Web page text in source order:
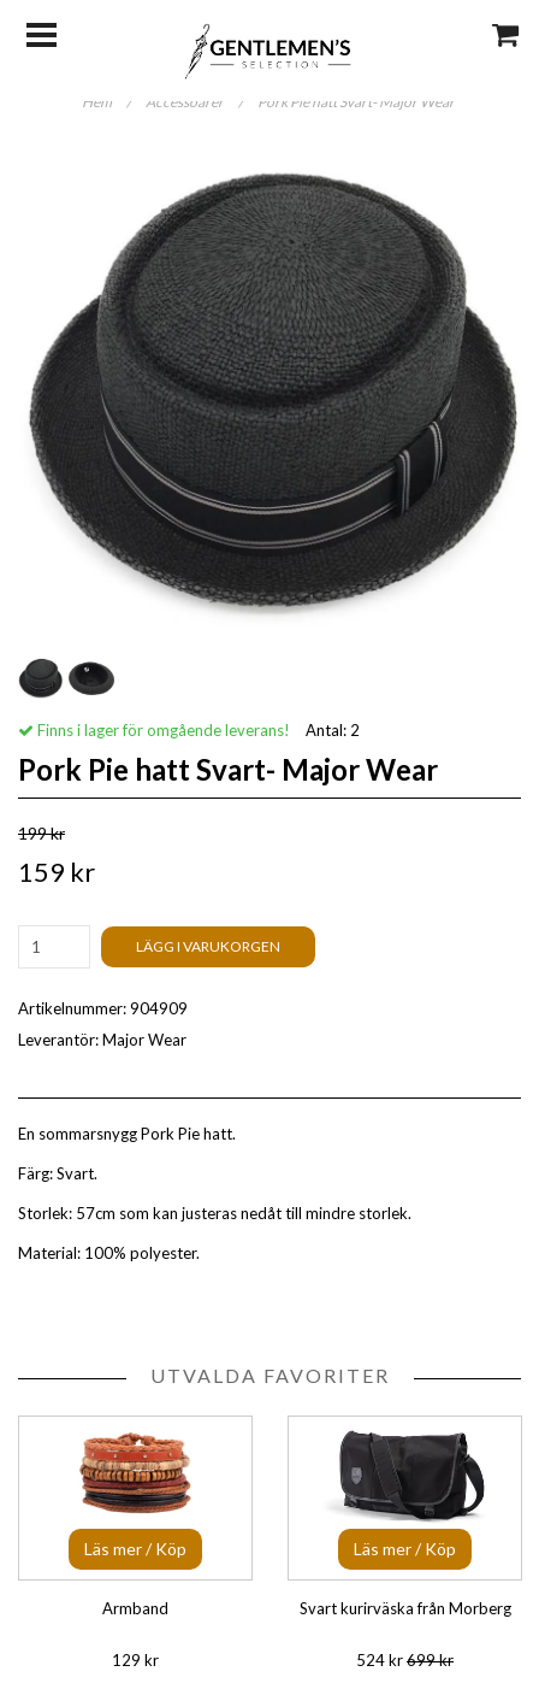
Hem / Accessoarer / Pork Pie hatt Svart- Major Wear
Finns i lager för omgående leverans! Antal: 2
Pork Pie hatt Svart- Major Wear
199 kr
159 kr
LÄGG I VARUKORGEN
Artikelnummer:904909
Leverantör:Major Wear
En sommarsnygg Pork Pie hatt.
Färg: Svart.
Storlek: 57cm som kan justeras nedåt till mindre storlek.
Material: 100% polyester.
UTVALDA FAVORITER
Läs mer / Köp
Armband
129 kr
Läs mer / Köp
Svart kurirväska från Morberg
524 kr699 kr